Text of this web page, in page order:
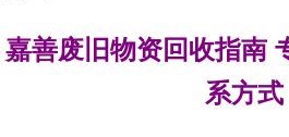
嘉善废旧物资回收指南
系方式